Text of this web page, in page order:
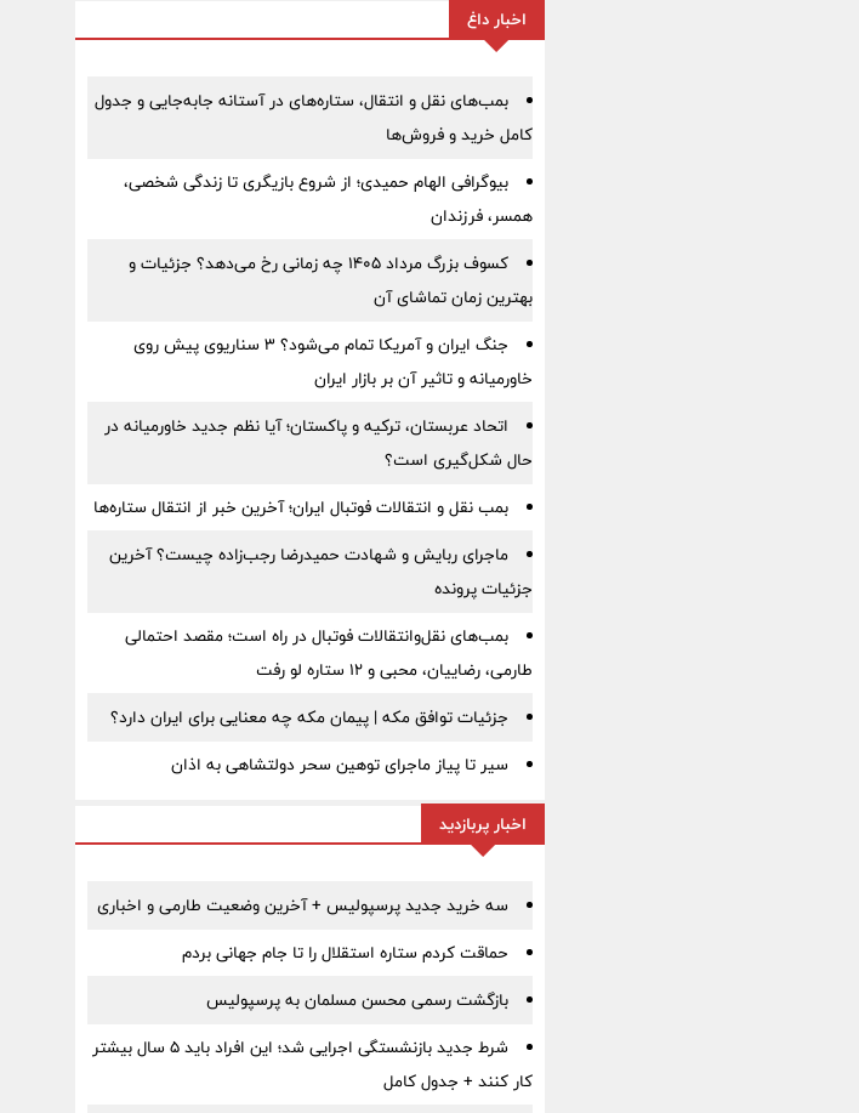
اخبار داغ
بمب‌های نقل و انتقال، ستاره‌های در آستانه جابه‌جایی و جدول
کامل خرید و فروش‌ها
بیوگرافی الهام حمیدی؛ از شروع بازیگری تا زندگی شخصی،
همسر، فرزندان
کسوف بزرگ مرداد ۱۴۰۵ چه زمانی رخ می‌دهد؟ جزئیات و
بهترین زمان تماشای آن
جنگ ایران و آمریکا تمام می‌شود؟ ۳ سناریوی پیش روی
خاورمیانه و تاثیر آن بر بازار ایران
اتحاد عربستان، ترکیه و پاکستان؛ آیا نظم جدید خاورمیانه در
حال شکل‌گیری است؟
بمب نقل‌ و انتقالات فوتبال ایران؛ آخرین خبر از انتقال ستاره‌ها
ماجرای ربایش و شهادت حمیدرضا رجب‌زاده چیست؟ آخرین
جزئیات پرونده
بمب‌های نقل‌وانتقالات فوتبال در راه است؛ مقصد احتمالی
طارمی، رضاییان، محبی و ۱۲ ستاره لو رفت
جزئیات توافق مکه | پیمان مکه چه معنایی برای ایران دارد؟
سیر تا پیاز ماجرای توهین سحر دولتشاهی به اذان
اخبار پربازدید
سه خرید جدید پرسپولیس + آخرین وضعیت طارمی و اخباری
حماقت کردم ستاره استقلال را تا جام جهانی بردم
بازگشت رسمی محسن مسلمان به پرسپولیس
شرط جدید بازنشستگی اجرایی شد؛ این افراد باید ۵ سال بیشتر
کار کنند + جدول کامل